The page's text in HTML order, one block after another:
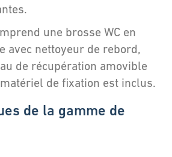
une brosse WC en
avec nettoyeur de rebord,
de récupération amovible
de fixation est inclus.
de la gamme de